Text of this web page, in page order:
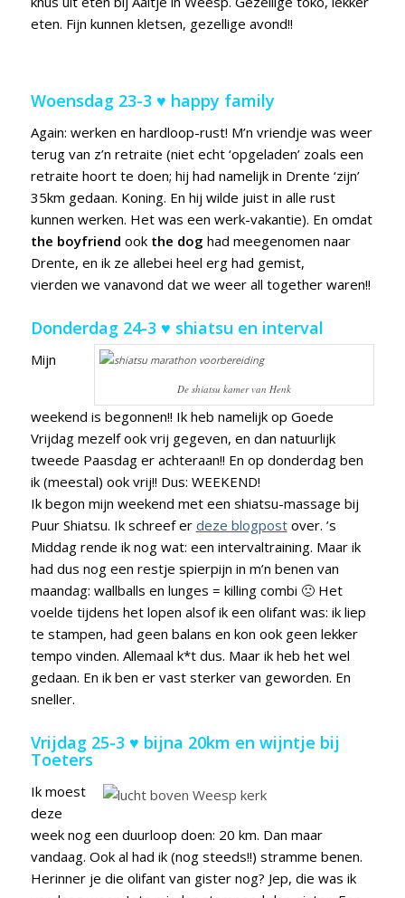
eten. Fijn kunnen kletsen, gezellige avond!!
Woensdag 23-3 ♥ happy family
Again: werken en hardloop-rust! M’n vriendje was weer
terug van z’n retraite (niet echt ‘opgeladen’ zoals een
retraite hoort te doen; hij had namelijk in Drente ‘zijn’
35km gedaan. Koning. En hij wilde juist in alle rust
kunnen werken. Het was een werk-vakantie). En omdat
the boyfriend ook the dog had meegenomen naar
Drente, en ik ze allebei heel erg had gemist,
vierden we vanavond dat we weer all together waren!!
Donderdag 24-3 ♥ shiatsu en interval
De shiatsu kamer van Henk
Mijn
weekend is begonnen!! Ik heb namelijk op Goede
Vrijdag mezelf ook vrij gegeven, en dan natuurlijk
tweede Paasdag er achteraan!! En op donderdag ben
ik (meestal) ook vrij!! Dus: WEEKEND!
Ik begon mijn weekend met een shiatsu-massage bij
Puur Shiatsu. Ik schreef er deze blogpost over. ’s
Middag rende ik nog wat: een intervaltraining. Maar ik
had dus nog een restje spierpijn in m’n benen van
maandag: wallballs en lunges = killing combi 🙁 Het
voelde tijdens het lopen alsof ik een olifant was: ik liep
te stampen, had geen balans en kon ook geen lekker
tempo vinden. Allemaal k*t dus. Maar ik heb het wel
gedaan. En ik ben er vast sterker van geworden. En
sneller.
Vrijdag 25-3 ♥ bijna 20km en wijntje bij
Toeters
Ik moest
deze
week nog een duurloop doen: 20 km. Dan maar
vandaag. Ook al had ik (nog steeds!!) stramme benen.
Herinner je die olifant van gister nog? Jep, die was ik